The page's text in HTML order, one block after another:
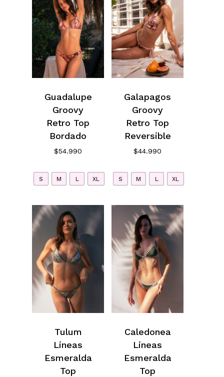
Guadalupe
Groovy
Retro Top
Bordado
$54.990
S M L XL
Galapagos
Groovy
Retro Top
Reversible
$44.990
S M L XL
Tulum
Lineas
Esmeralda
Top
Caledonea
Lineas
Esmeralda
Top